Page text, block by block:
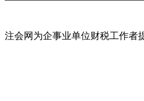
注会网为企事业单位财税工作者